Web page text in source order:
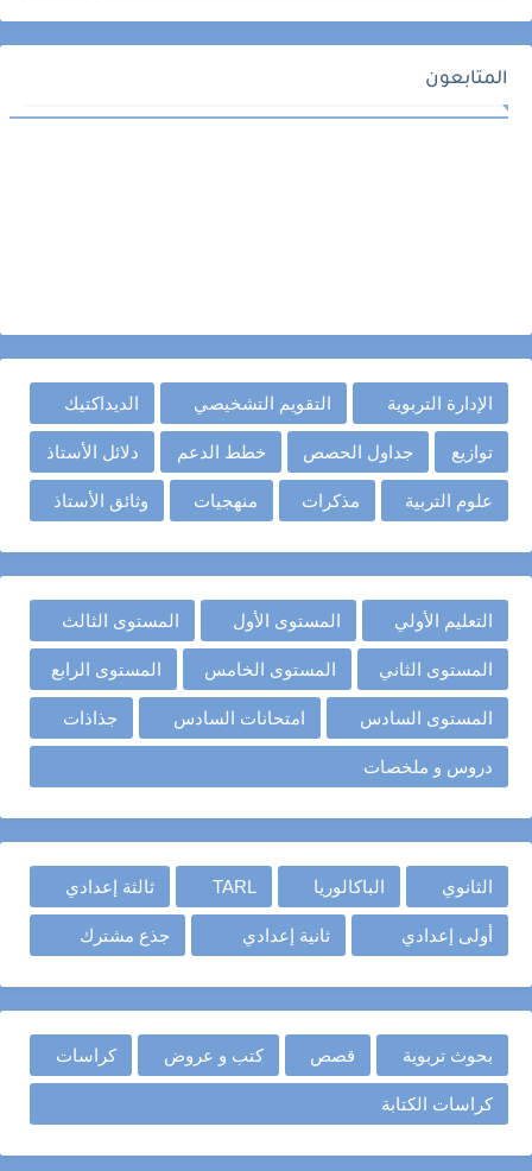
المتابعون
الإدارة التربوية التقويم التشخيصي الديداكتيك
توازيع جداول الحصص خطط الدعم دلائل الأستاذ
علوم التربية مذكرات منهجيات وثائق الأستاذ
التعليم الأولي المستوى الأول المستوى الثالث
المستوى الثاني المستوى الخامس المستوى الرابع
المستوى السادس امتحانات السادس جذاذات
دروس و ملخصات
الثانوي الباكالوريا TARL ثالثة إعدادي
أولى إعدادي ثانية إعدادي جذع مشترك
بحوث تربوية قصص كتب و عروض كراسات
كراسات الكتابة